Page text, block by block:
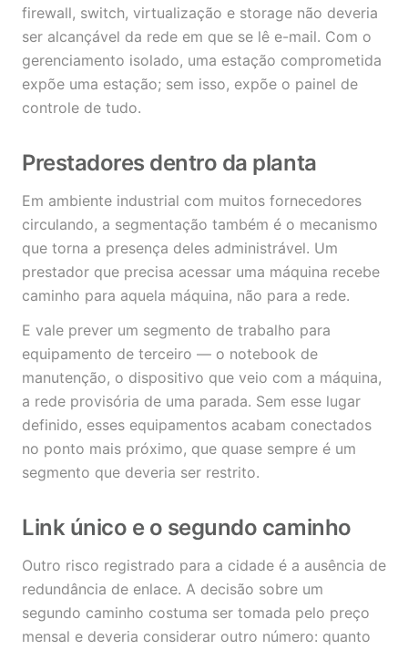
firewall, switch, virtualização e storage não deveria
ser alcançável da rede em que se lê e-mail. Com o
gerenciamento isolado, uma estação comprometida
expõe uma estação; sem isso, expõe o painel de
controle de tudo.
Prestadores dentro da planta
Em ambiente industrial com muitos fornecedores
circulando, a segmentação também é o mecanismo
que torna a presença deles administrável. Um
prestador que precisa acessar uma máquina recebe
caminho para aquela máquina, não para a rede.
E vale prever um segmento de trabalho para
equipamento de terceiro — o notebook de
manutenção, o dispositivo que veio com a máquina,
a rede provisória de uma parada. Sem esse lugar
definido, esses equipamentos acabam conectados
no ponto mais próximo, que quase sempre é um
segmento que deveria ser restrito.
Link único e o segundo caminho
Outro risco registrado para a cidade é a ausência de
redundância de enlace. A decisão sobre um
segundo caminho costuma ser tomada pelo preço
mensal e deveria considerar outro número: quanto